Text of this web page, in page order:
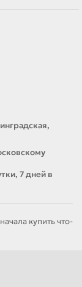
7 дней в
купить что-